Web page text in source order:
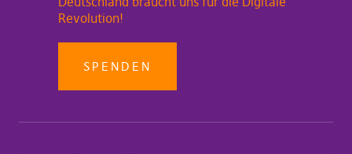
Revolution!
SPENDEN